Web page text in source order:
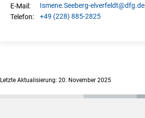
E-Mail: Ismene.Seeberg-elverfeldt@dfg.de
Telefon:
+49 (228) 885-2825
Letzte Aktualisierung: 20. November 2025